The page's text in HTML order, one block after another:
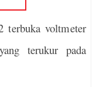
terbuka voltmeter
terukur pada